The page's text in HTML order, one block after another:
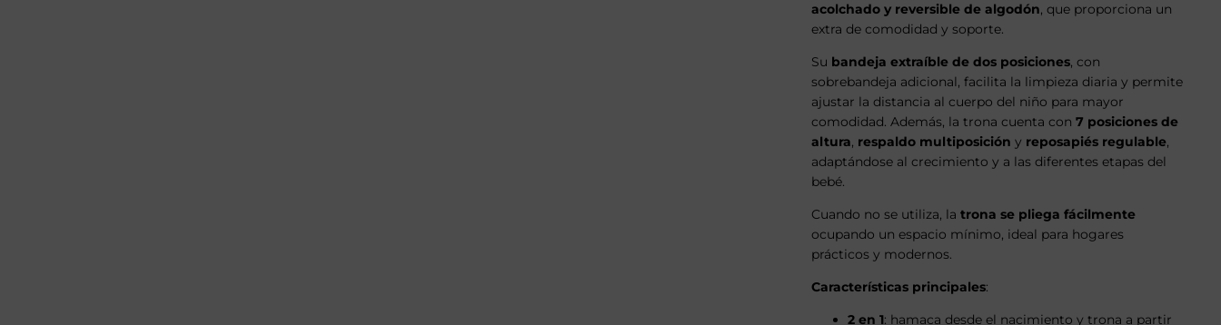
acolchado y reversible de algodón, que proporciona un
extra de comodidad y soporte.
Su bandeja extraíble de dos posiciones, con
sobrebandeja adicional, facilita la limpieza diaria y permite
ajustar la distancia al cuerpo del niño para mayor
comodidad. Además, la trona cuenta con7 posiciones de
altura, respaldo multiposición y reposapiés regulable,
adaptándose al crecimiento y a las diferentes etapas del
bebé.
Cuando no se utiliza, latrona se pliega fácilmente
ocupando un espacio mínimo, ideal para hogares
prácticos y modernos.
Características principales:
2 en 1: hamaca desde el nacimiento y trona a partir